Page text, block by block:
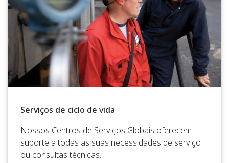
Serviços de ciclo de vida
Nossos Centros de Serviços Globais oferecem
suporte a todas as suas necessidades de serviço
ou consultas técnicas.